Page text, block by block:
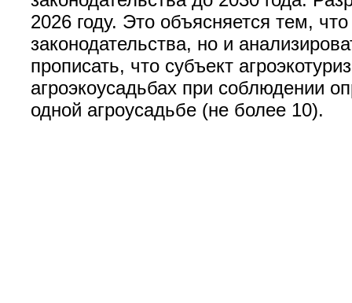
2026 году. Это объясняется тем,
законодательства, но и
прописать, что субъект
агроэкоусадьбах при соблюдении
одной агроусадьбе (не более 10).